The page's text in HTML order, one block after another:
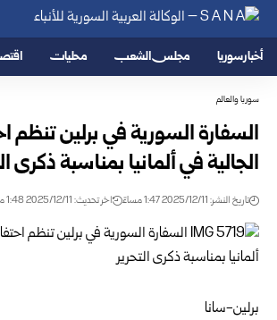
أخبار سوريا مجلس الشعب محليات
سوريا والعالم
السفارة السورية في برلين تنظم
الجالية في ألمانيا بمناسبة ذكرى
تاريخ النشر: 2025/12/11 1:47 مساءً اخر تحديث: 2025/12/11 1:48 مساءً
برلين-سانا